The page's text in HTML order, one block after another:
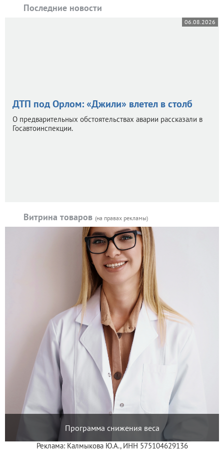
Последние новости
06.08.2026
ДТП под Орлом: «Джили» влетел в столб
О предварительных обстоятельствах аварии рассказали в
Госавтоинспекции.
Витрина товаров (на правах рекламы)
Программа снижения веса
Реклама: Калмыкова Ю.А., ИНН 575104629136